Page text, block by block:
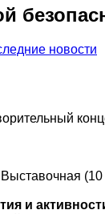
новости
и